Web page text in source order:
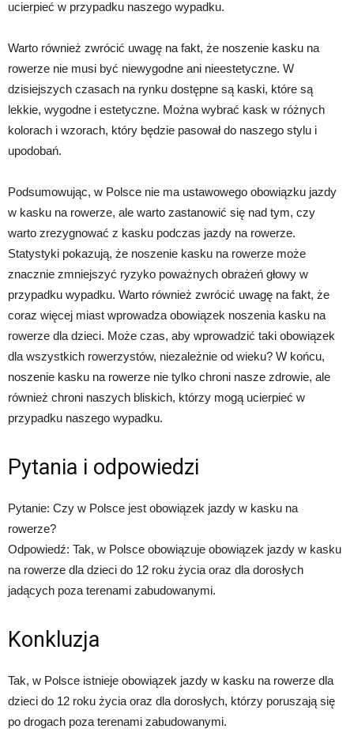
ucierpieć w przypadku naszego wypadku.
Warto również zwrócić uwagę na fakt, że noszenie kasku na
rowerze nie musi być niewygodne ani nieestetyczne. W
dzisiejszych czasach na rynku dostępne są kaski, które są
lekkie, wygodne i estetyczne. Można wybrać kask w różnych
kolorach i wzorach, który będzie pasował do naszego stylu i
upodobań.
Podsumowując, w Polsce nie ma ustawowego obowiązku jazdy
w kasku na rowerze, ale warto zastanowić się nad tym, czy
warto zrezygnować z kasku podczas jazdy na rowerze.
Statystyki pokazują, że noszenie kasku na rowerze może
znacznie zmniejszyć ryzyko poważnych obrażeń głowy w
przypadku wypadku. Warto również zwrócić uwagę na fakt, że
coraz więcej miast wprowadza obowiązek noszenia kasku na
rowerze dla dzieci. Może czas, aby wprowadzić taki obowiązek
dla wszystkich rowerzystów, niezależnie od wieku? W końcu,
noszenie kasku na rowerze nie tylko chroni nasze zdrowie, ale
również chroni naszych bliskich, którzy mogą ucierpieć w
przypadku naszego wypadku.
Pytania i odpowiedzi
Pytanie: Czy w Polsce jest obowiązek jazdy w kasku na
rowerze?
Odpowiedź: Tak, w Polsce obowiązuje obowiązek jazdy w kasku
na rowerze dla dzieci do 12 roku życia oraz dla dorosłych
jadących poza terenami zabudowanymi.
Konkluzja
Tak, w Polsce istnieje obowiązek jazdy w kasku na rowerze dla
dzieci do 12 roku życia oraz dla dorosłych, którzy poruszają się
po drogach poza terenami zabudowanymi.